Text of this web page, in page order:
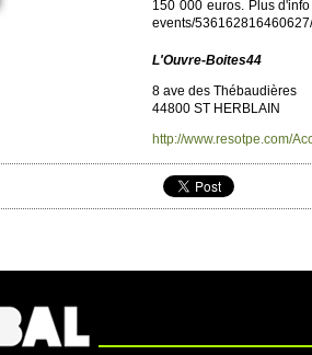
150 000 euros. Plus
events/​
L'Ouvre-Bo­ite­s44
8 ave des Thébaudières
44800 ST HER­BLAIN
http://​www.​resotpe.​com/​